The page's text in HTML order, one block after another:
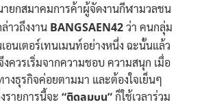
ายกสมาคมการค้าผู้จัดงานกีฬามวลชน
าวถึงงาน BANGSAEN42ว่า คนกลุ่ม
อนเตอร์เทนเมนท์อย่างหนึ่ง ฉะนั้นแล้ว
ควรเริ่มจากความชอบ ความสนุก เมื่อ
งธุรกิจค่อยตามมา และต้องใจเย็นๆ
รายการนี้จะ “ติดลมบน”ก็ใช้เวลาร่วม